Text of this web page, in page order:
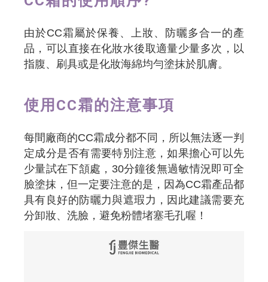
由於CC霜屬於保養、上妝、防曬多合一的產
品，可以直接在化妝水後取適量少量多次，以
指腹、刷具或是化妝海綿均勻塗抹於肌膚。
使用CC霜的注意事項
每間廠商的CC霜成分都不同，所以無法逐一判
定成分是否有需要特別注意，如果擔心可以先
少量試在下頷處，30分鐘後無過敏情況即可全
臉塗抹，但一定要注意的是，因為CC霜產品都
具有良好的防曬力與遮瑕力，因此建議需要充
分卸妝、洗臉，避免粉體堵塞毛孔喔！